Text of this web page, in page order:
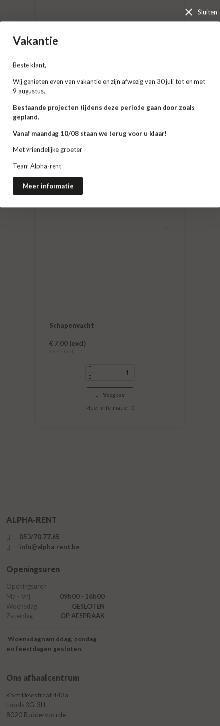
€ 220.00 (excl)
Schapenvacht
€ 7.00 (excl)
Voeg toe
Meer informatie
ALPHA-RENT
050/70.77.65
info@alpha-rent.be
Openingsuren
Openingsuren
Ma - Vrij
09h00 - 16h00
Woensdag
GESLOTEN
Zaterdag
OP AFSPRAAK
Woensdagnamiddag, zondag
en feestdagen gesloten.
Ons afhaalcentrum
Kortrijksestraat 443a
Loods 3G-3H
8020 Ruddervoorde
Sluiten
Vakantie
Beste klant,
Wij genieten even van vakantie en zijn afwezig van 30 juli tot en met
9 augustus.
Bestaande projecten tijdens deze periode gaan door zoals
gepland.
Vanaf maandag 10/08 staan we terug voor u klaar!
Met vriendelijke groeten
Team Alpha-rent
Meer informatie